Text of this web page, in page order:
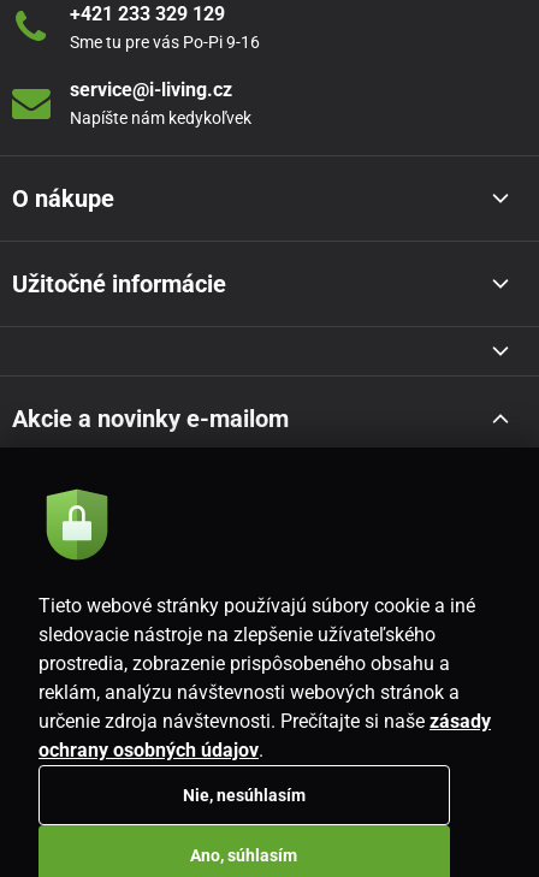
+421 233 329 129
Sme tu pre vás Po-Pi 9-16
service@i-living.cz
Napíšte nám kedykoľvek
O nákupe
Užitočné informácie
Akcie a novinky e-mailom
Súhlasím so
SK
www.i-living.sk
Tieto webové stránky používajú súbory cookie a iné
sledovacie nástroje na zlepšenie užívateľského
prostredia, zobrazenie prispôsobeného obsahu a
reklám, analýzu návštevnosti webových stránok a
určenie zdroja návštevnosti. Prečítajte si naše zásady
ochrany osobných údajov.
Nie, nesúhlasím
Ano, súhlasím